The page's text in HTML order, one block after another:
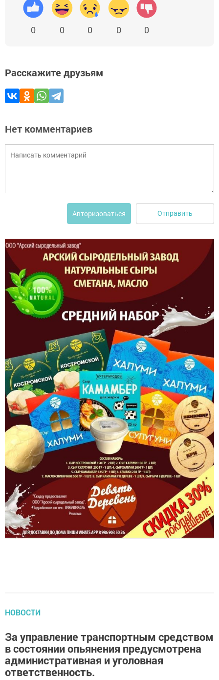
0 0 0 0 0
Расскажите друзьям
Нет комментариев
Авторизоваться Отправить
НОВОСТИ
За управление транспортным средством
в состоянии опьянения предусмотрена
административная и уголовная
ответственность.